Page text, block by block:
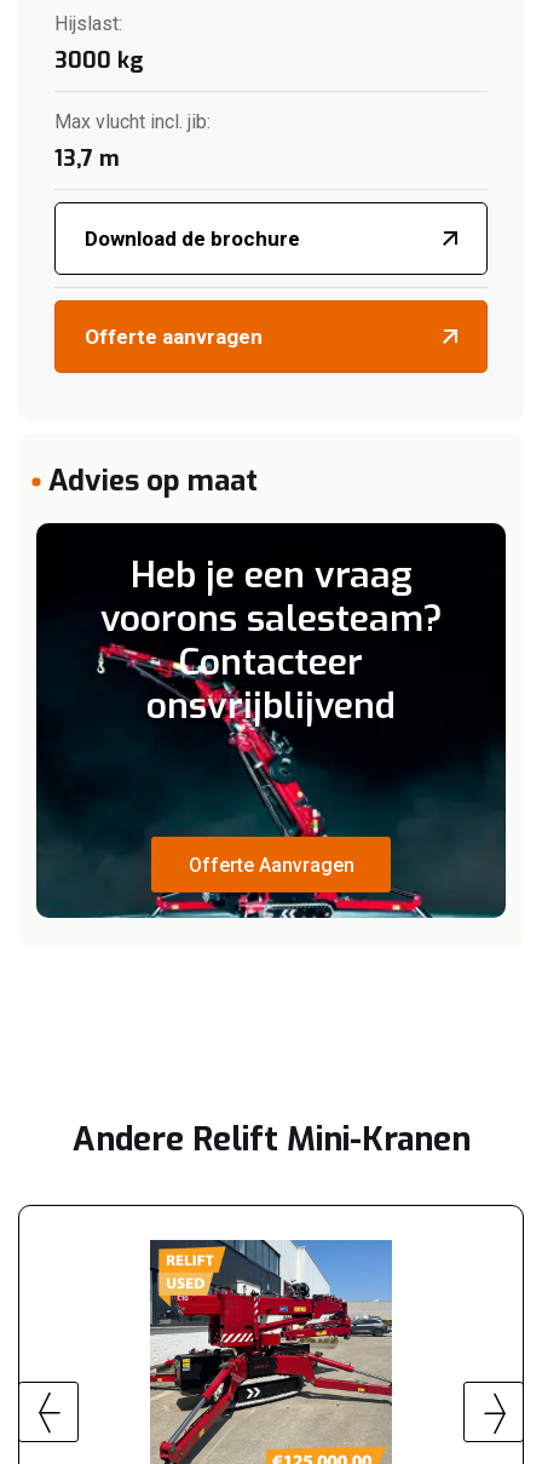
Hijslast:
3000 kg
Max vlucht incl. jib:
13,7 m
Download de brochure
Offerte aanvragen
Advies op maat
Heb je een vraag
voorons salesteam?
Contacteer
onsvrijblijvend
Offerte Aanvragen
Offerte Aanvragen
Andere Relift Mini-Kranen